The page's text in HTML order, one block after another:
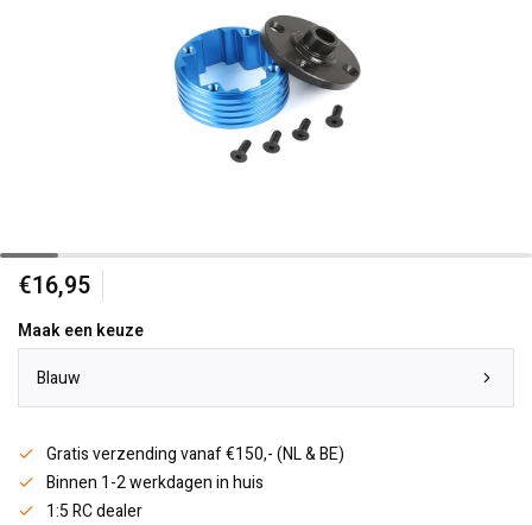
€16,95
Maak een keuze
Blauw
Gratis verzending vanaf €150,- (NL & BE)
Binnen 1-2 werkdagen in huis
1:5 RC dealer